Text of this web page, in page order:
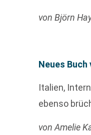
von Björn
Neues
Italien,
ebenso
von Amelie